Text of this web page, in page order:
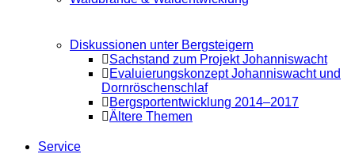
Diskussionen unter Bergsteigern
Sachstand zum Projekt Johanniswacht
Evaluierungskonzept Johanniswacht und
Dornröschenschlaf
Bergsportentwicklung 2014–2017
Ältere Themen
Service